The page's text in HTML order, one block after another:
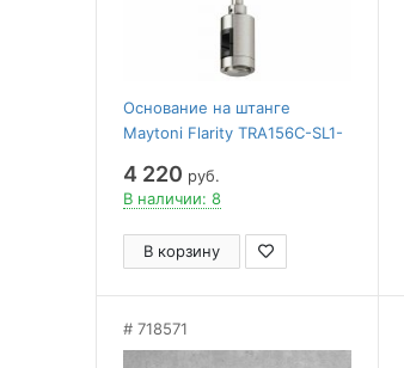
Основание на штанге
Maytoni Flarity TRA156C-SL1-
4 220 руб.
В наличии: 8
В корзину
718571